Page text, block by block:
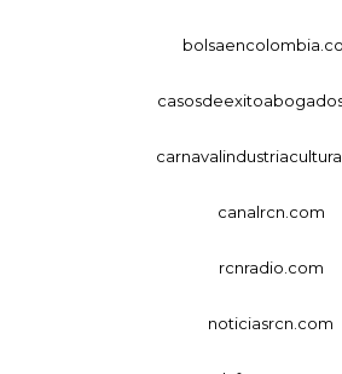
canalrcn.com
rcnradio.com
noticiasrcn.com